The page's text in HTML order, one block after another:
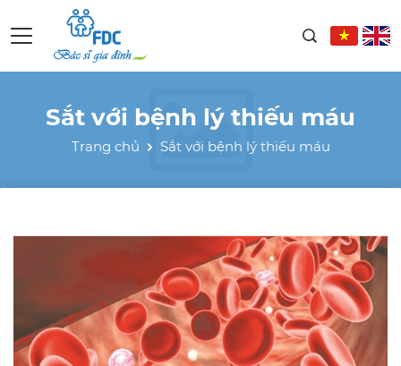
Sắt với bệnh lý thiếu máu
Trang chủ Sắt với bệnh lý thiếu máu